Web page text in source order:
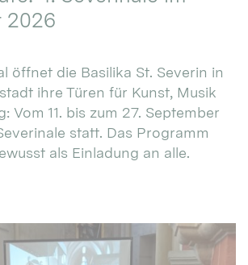
2026
öffnet die Basilika St. Severin in
ihre Türen für Kunst, Musik
Vom 11. bis zum 27. September
statt. Das Programm
als Einladung an alle.